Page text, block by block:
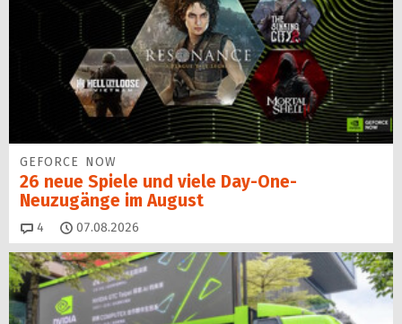
GEFORCE NOW
26 neue Spiele und viele Day-One-
Neuzugänge im August
4 Kommentare
07.08.2026